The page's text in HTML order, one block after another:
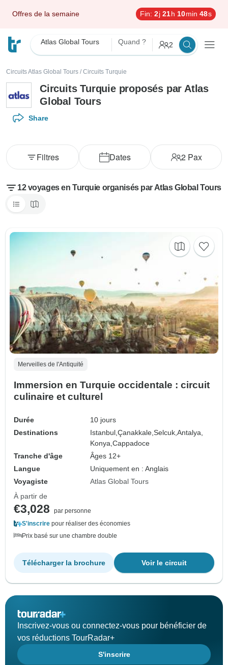
Offres de la semaine Fin: 2j 21h 10min 46s
Atlas Global Tours Quand ? 2
Circuits Atlas Global Tours / Circuits Turquie
Circuits Turquie proposés par Atlas
Global Tours
Share
Dates 2Pax
Filtres
12 voyages en Turquie organisés par Atlas Global Tours
Merveilles de l'Antiquité
Immersion en Turquie occidentale : circuit
culinaire et culturel
Durée
10 jours
Destinations
Istanbul,Çanakkale,Selcuk,Antalya,
Konya,Cappadoce
Tranche d'âge
Âges 12+
Langue
Uniquement en : Anglais
Voyagiste
Atlas Global Tours
À partir de
€3,028
par personne
S'inscrire pour réaliser des économies
Prix basé sur une chambre double
Voir le circuit
Télécharger la brochure
Inscrivez-vous ou connectez-vous pour bénéficier de
vos réductions TourRadar+
S'inscrire